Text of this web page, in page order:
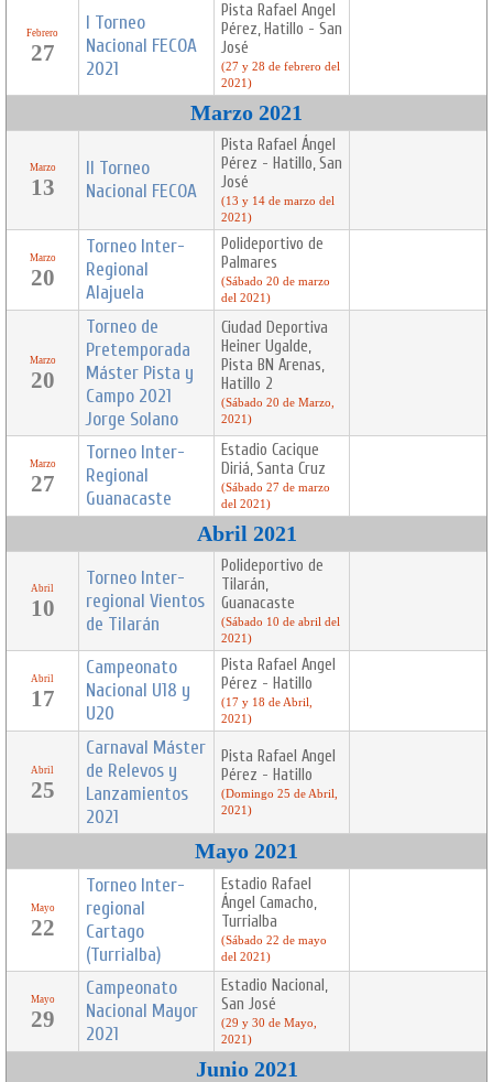
Febrero
27
I Torneo
Nacional FECOA
2021
Pista Rafael Angel
Pérez, Hatillo - San
José
(27 y 28 de febrero del
2021)
Marzo 2021
Marzo
13
II Torneo
Nacional FECOA
Pista Rafael Ángel
Pérez - Hatillo, San
José
(13 y 14 de marzo del
2021)
Marzo
20
Torneo Inter-
Regional
Alajuela
Polideportivo de
Palmares
(Sábado 20 de marzo
del 2021)
Marzo
20
Torneo de
Pretemporada
Máster Pista y
Campo 2021
Jorge Solano
Ciudad Deportiva
Heiner Ugalde,
Pista BN Arenas,
Hatillo 2
(Sábado 20 de Marzo,
2021)
Marzo
27
Torneo Inter-
Regional
Guanacaste
Estadio Cacique
Diriá, Santa Cruz
(Sábado 27 de marzo
del 2021)
Abril 2021
Abril
10
Torneo Inter-
regional Vientos
de Tilarán
Polideportivo de
Tilarán,
Guanacaste
(Sábado 10 de abril del
2021)
Abril
17
Campeonato
Nacional U18 y
U20
Pista Rafael Angel
Pérez - Hatillo
(17 y 18 de Abril,
2021)
Abril
25
Carnaval Máster
de Relevos y
Lanzamientos
2021
Pista Rafael Angel
Pérez - Hatillo
(Domingo 25 de Abril,
2021)
Mayo 2021
Mayo
22
Torneo Inter-
regional
Cartago
(Turrialba)
Estadio Rafael
Ángel Camacho,
Turrialba
(Sábado 22 de mayo
del 2021)
Mayo
29
Campeonato
Nacional Mayor
2021
Estadio Nacional,
San José
(29 y 30 de Mayo,
2021)
Junio 2021